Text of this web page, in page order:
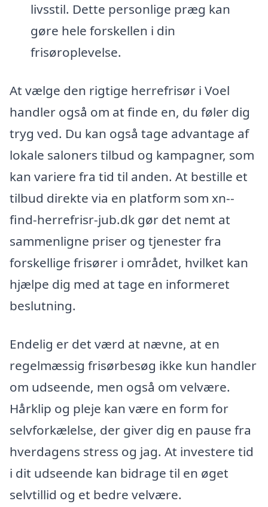
livsstil. Dette personlige præg kan
gøre hele forskellen i din
frisøroplevelse.
At vælge den rigtige herrefrisør i Voel
handler også om at finde en, du føler dig
tryg ved. Du kan også tage advantage af
lokale saloners tilbud og kampagner, som
kan variere fra tid til anden. At bestille et
tilbud direkte via en platform som xn--
find-herrefrisr-jub.dk gør det nemt at
sammenligne priser og tjenester fra
forskellige frisører i området, hvilket kan
hjælpe dig med at tage en informeret
beslutning.
Endelig er det værd at nævne, at en
regelmæssig frisørbesøg ikke kun handler
om udseende, men også om velvære.
Hårklip og pleje kan være en form for
selvforkælelse, der giver dig en pause fra
hverdagens stress og jag. At investere tid
i dit udseende kan bidrage til en øget
selvtillid og et bedre velvære.